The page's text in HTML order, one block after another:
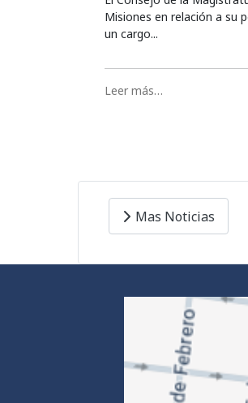
Misiones en relación a su
un cargo...
Leer más…
Mas Noticias